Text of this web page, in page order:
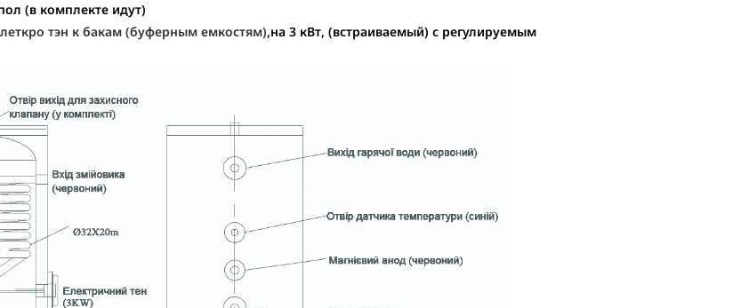
(в комплекте идут)
тэн к бакам (буферным емкостям),на 3 кВт, (встраиваемый) с регулируемым